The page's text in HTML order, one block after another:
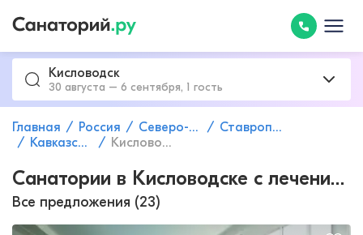
Кисловодск
30 августа – 6 сентября, 1 гость
Главная Россия Северо-Кавказский федеральный округ
Ставропольский край
Кавказские Минеральные Воды
Кисловодск
Санатории в Кисловодске с лечением
Все предложения (23)